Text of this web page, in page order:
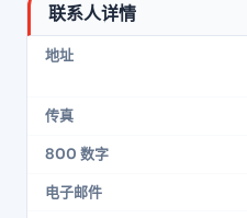
联系人详情
地址
传真
800 数字
电子邮件